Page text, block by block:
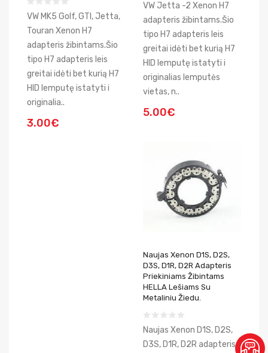
VW MK5 Golf, GTI, Jetta,
Touran Xenon H7
adapteris žibintams.Šio
tipo H7 adapteris leis
greitai idėti bet kurią H7
HID lemputę istatyti i
originalia..
3.00€
VW Jetta -2 Xenon H7
adapteris žibintams.Šio
tipo H7 adapteris leis
greitai idėti bet kurią H7
HID lemputę istatyti i
originalias lemputės
vietas, n..
5.00€
Naujas Xenon D1S, D2S,
D3S, D1R, D2R Adapteris
Priekiniams Žibintams
HELLA Lešiams Su
Metaliniu Žiedu.
Naujas Xenon D1S, D2S,
D3S, D1R, D2R adapteris